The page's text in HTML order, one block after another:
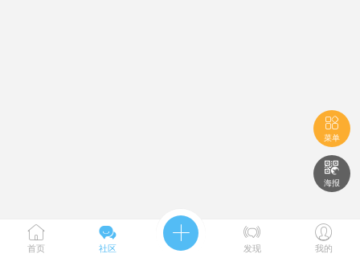

菜单

海报

首页

社区
 
发现

我的